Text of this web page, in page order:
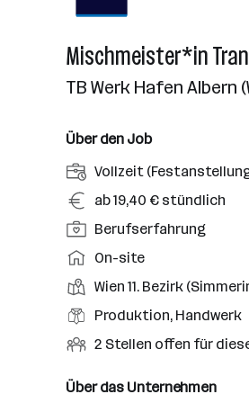
Mischmeister*in
TB Werk Hafen Albern
Über den Job
A
n
t
e
l
u
n
s
Vollzeit
G
e
h
a
l
t
ab 19,40 € stündlich
P
o
i
t
i
n
Berufserfahrung
A
r
b
e
i
s
On-site
D
i
n
t
Wien 11. Bezirk
B
e
u
Produktion, Handwerk
O
f
2 Stellen offen für
Über das Unternehmen